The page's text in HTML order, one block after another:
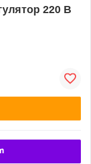
220 В